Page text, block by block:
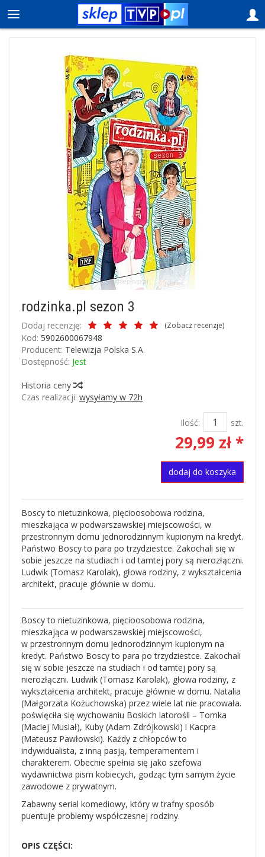
rodzinka.pl sezon 3
Dodaj recenzję: (Zobacz recenzje)
Kod: 5902600067948
Producent: Telewizja Polska S.A.
Dostępność: Jest
Historia ceny
Czas realizacji: wysyłamy w 72h
Ilość: szt.
29,99 zł *
dodaj do koszyka
Boscy to nietuzinkowa, pięcioosobowa rodzina,
mieszkająca w podwarszawskiej miejscowości, w
przestronnym domu jednorodzinnym kupionym na kredyt.
Państwo Boscy to para po trzydziestce. Zakochali się w
sobie jeszcze na studiach i od tamtej pory są nierozłączni.
Ludwik (Tomasz Karolak), głowa rodziny, z wykształcenia
architekt, pracuje głównie w domu.
Boscy to nietuzinkowa, pięcioosobowa rodzina,
mieszkająca w podwarszawskiej miejscowości,
w przestronnym domu jednorodzinnym kupionym na
kredyt. Państwo Boscy to para po trzydziestce. Zakochali
się w sobie jeszcze na studiach i od tamtej pory są
nierozłączni. Ludwik (Tomasz Karolak), głowa rodziny, z
wykształcenia architekt, pracuje głównie w domu. Natalia
(Małgorzata Kożuchowska) przez wiele lat nie pracowała.
poświęciła się wychowaniu Boskich latorośli – Tomka
(Maciej Musiał), Kuby (Adam Zdrójkowski) i Kacpra
(Mateusz Pawłowski). Każdy z chłopców to
indywidualista, z inną pasją, temperamentem i
charakterem. Obecnie spełnia się jako szefowa
wydawnictwa pism kobiecych, godząc tym samym życie
zawodowe z prywatnym.
Zabawny serial komediowy, który w trafny sposób
puentuje problemy współczesnej rodziny.
OPIS CZĘŚCI: